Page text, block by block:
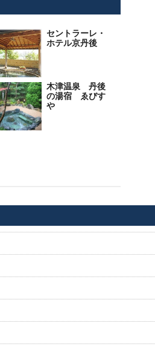
セントラーレ・
ホテル京丹後
木津温泉 丹後
の湯宿 ゑびす
や